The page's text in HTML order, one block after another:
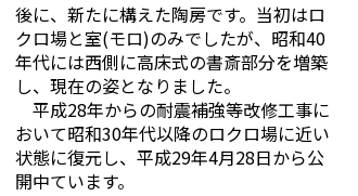
後に、新たに構えた陶房です。当初はロ
クロ場と室(モロ)のみでしたが、昭和40
年代には西側に高床式の書斎部分を増築
し、現在の姿となりました。
平成28年からの耐震補強等改修工事に
おいて昭和30年代以降のロクロ場に近い
状態に復元し、平成29年4月28日から公
開中ています。